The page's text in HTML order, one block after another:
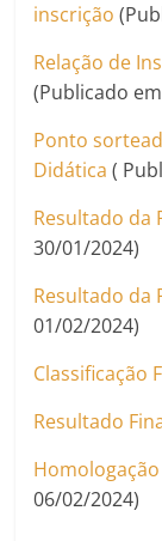
inscrição
Relação de
(Publicado
Ponto
Didática (
Resultado da
30/01/2024)
Resultado da
01/02/2024)
Classificação
Resultado
06/02/2024)